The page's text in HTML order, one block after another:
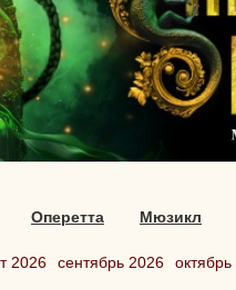
Оперетта Мюзикл
2026 сентябрь 2026